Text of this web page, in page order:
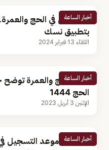
أخبار الساعة
للتسجيل في الحج
بتطبيق نسك
الثلاثاء 13 فبراير 2024
أخبار الساعة
وزارة الحج والعمرة
الحج 1444
الإثنين 3 أبريل 2023
أخبار الساعة